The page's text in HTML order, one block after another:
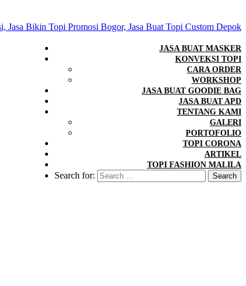
JASA BUAT MASKER
KONVEKSI TOPI
CARA ORDER
WORKSHOP
JASA BUAT GOODIE BAG
JASA BUAT APD
TENTANG KAMI
GALERI
PORTOFOLIO
TOPI CORONA
ARTIKEL
TOPI FASHION MALILA
Search for: